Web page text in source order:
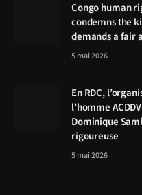
Congo human
condemns the
demands a fair
5 mai 2026
En RDC,
l’homme
Dominique
rigoureuse
5 mai 2026